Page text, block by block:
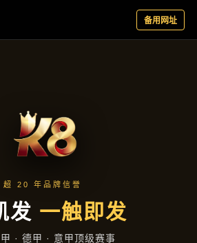
项目案例
首页 项目案例